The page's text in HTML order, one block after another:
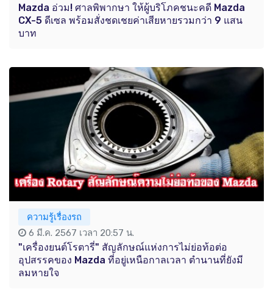
Mazda อ่วม! ศาลพิพากษา ให้ผู้บริโภคชนะคดี Mazda
CX-5 ดีเซล พร้อมสั่งชดเชยค่าเสียหายรวมกว่า 9 แสน
บาท
ความรู้เรื่องรถ
6 มี.ค. 2567 เวลา 20:57 น.
"เครื่องยนต์โรตารี่" สัญลักษณ์แห่งการไม่ย่อท้อต่อ
อุปสรรคของ Mazda ที่อยู่เหนือกาลเวลา ตำนานที่ยังมี
ลมหายใจ